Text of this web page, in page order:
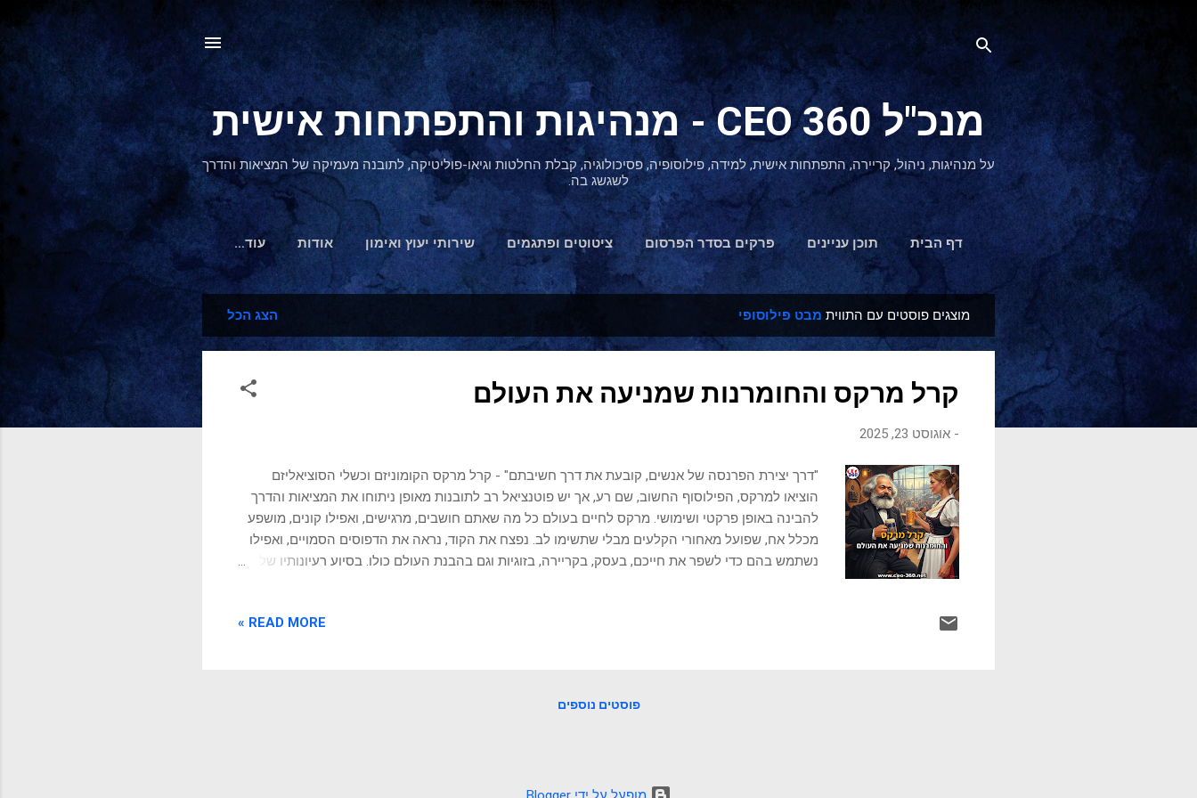
דילוג לתוכן הראשי
מנכ"ל 360 CEO - מנהיגות והתפתחות אישית
על מנהיגות, ניהול, קריירה, התפתחות אישית, למידה, פילוסופיה, פסיכולוגיה, קבלת החלטות וגיאו-פוליטיקה, לתובנה מעמיקה של המציאות והדרך
לשגשג בה.
דף הבית תוכן עניינים פרקים בסדר הפרסום ציטוטים ופתגמים שירותי יעוץ ואימון אודות ‏עוד…
הצהרת נגישות
ש
מוצגים פוסטים עם התווית מבט פילוסופי הצג הכל
קרל מרקס והחומרנות שמניעה את העולם
- אוגוסט 23, 2025
"דרך יצירת הפרנסה של אנשים, קובעת את דרך חשיבתם" - קרל מרקס הקומוניזם וכשלי הסוציאליזם
הוציאו למרקס, הפילוסוף החשוב, שם רע, אך יש פוטנציאל רב לתובנות מאופן ניתוחו את המציאות והדרך
להבינה באופן פרקטי ושימושי. מרקס לחיים בעולם כל מה שאתם חושבים, מרגישים, ואפילו קונים, מושפע
מכלל אח, שפועל מאחורי הקלעים מבלי שתשימו לב. נפצח את הקוד, נראה את הדפוסים הסמויים, ואפילו
נשתמש בהם כדי לשפר את חייכם, בעסק, בקריירה, בזוגיות וגם בהבנת העולם כולו. בסיוע רעיונותיו של
מרכזיות המפלגה, בואו ננפץ כמה מיתוסים. כי למרות הביקורת המודרנית, מרקס היה פילוסוף מבריק
READ MORE »
פוסטים נוספים